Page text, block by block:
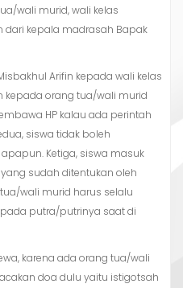
wali murid, wali kelas
kepala madrasah Bapak
Arifin kepada wali kelas
kepada orang tua/wali murid
HP kalau ada perintah
siswa tidak boleh
Ketiga, siswa masuk
sudah ditentukan oleh
wali murid harus selalu
putra/putrinya saat di
karena ada orang tua/wali
doa dulu yaitu istigotsah